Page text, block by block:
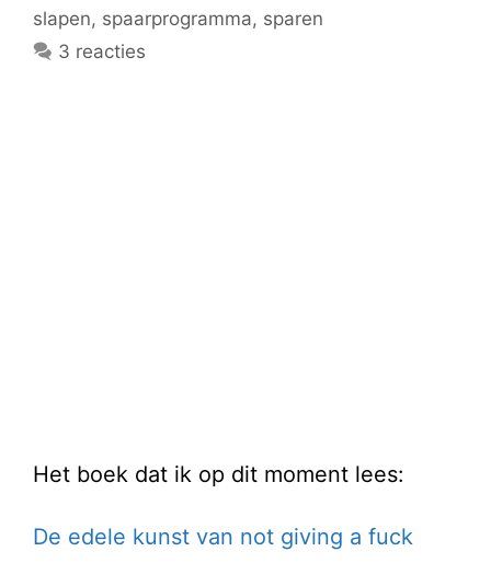
slapen, spaarprogramma, sparen
3 reacties
Het boek dat ik op dit moment lees:
De edele kunst van not giving a fuck